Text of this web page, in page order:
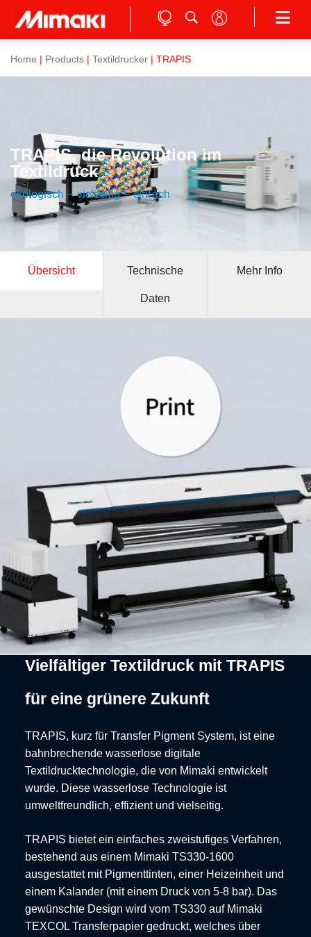
Home Products Textildrucker | TRAPIS
TRAPIS, die Revolution im
Textildruck
ökologisch – vielseitig – einfach
Übersicht Technische
Daten
Mehr Info
Vielfältiger Textildruck mit TRAPIS
für eine grünere Zukunft
TRAPIS, kurz für Transfer Pigment System, ist eine
bahnbrechende wasserlose digitale
Textildrucktechnologie, die von Mimaki entwickelt
wurde. Diese wasserlose Technologie ist
umweltfreundlich, effizient und vielseitig.
TRAPIS bietet ein einfaches zweistufiges Verfahren,
bestehend aus einem Mimaki TS330-1600
ausgestattet mit Pigmenttinten, einer Heizeinheit und
einem Kalander (mit einem Druck von 5-8 bar). Das
gewünschte Design wird vom TS330 auf Mimaki
TEXCOL Transferpapier gedruckt, welches über